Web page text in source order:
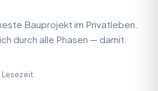
Bauprojekt im Privatleben.
durch alle Phasen — damit
Lesezeit